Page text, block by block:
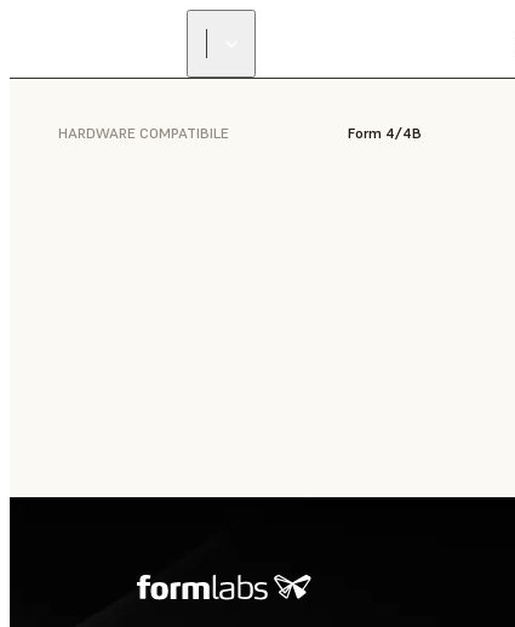
HARDWARE COMPATIBILE Form 4/4B